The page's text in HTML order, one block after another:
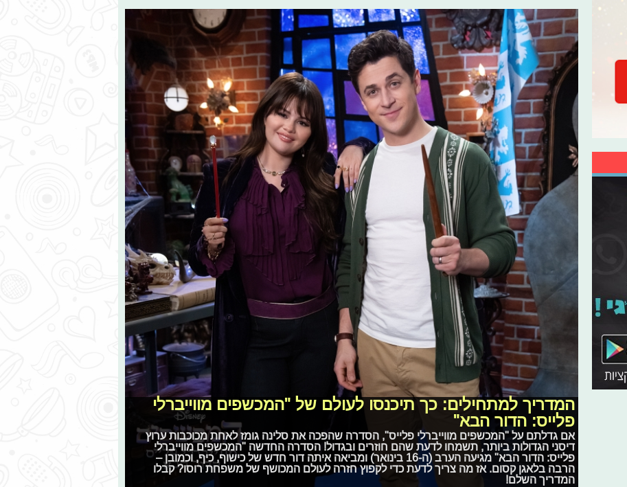
המדריך למתחילים: כך תיכנסו לעולם של "המכשפים מווייברלי
פלייס: הדור הבא"
אם גדלתם על "המכשפים מווייברלי פלייס", הסדרה שהפכה את סלינה גומז לאחת מכוכבות ערוץ
דיסני הגדולות ביותר, תשמחו לדעת שהם חוזרים ובגדול! הסדרה החדשה "המכשפים מווייברלי
פלייס: הדור הבא" מגיעה הערב (ה-16 בינואר) ומביאה איתה דור חדש של כישוף, כיף, וכמובן –
הרבה בלאגן קסום. אז מה צריך לדעת כדי לקפוץ חזרה לעולם המכושף של משפחת רוסו? קבלו
המדריך השלם!